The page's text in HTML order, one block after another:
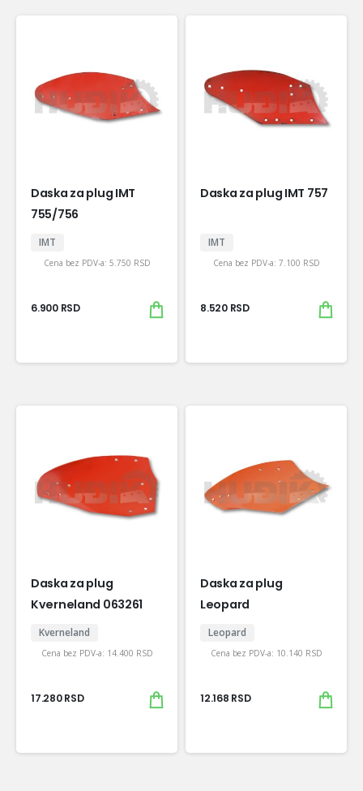
Daska za plug IMT
755/756
IMT
Cena bez PDV-a: 5.750 RSD
6.900 RSD
Daska za plug IMT 757
IMT
Cena bez PDV-a: 7.100 RSD
8.520 RSD
Daska za plug
Kverneland 063261
Kverneland
Cena bez PDV-a: 14.400 RSD
17.280RSD
Daska za plug
Leopard
Leopard
Cena bez PDV-a: 10.140 RSD
12.168 RSD